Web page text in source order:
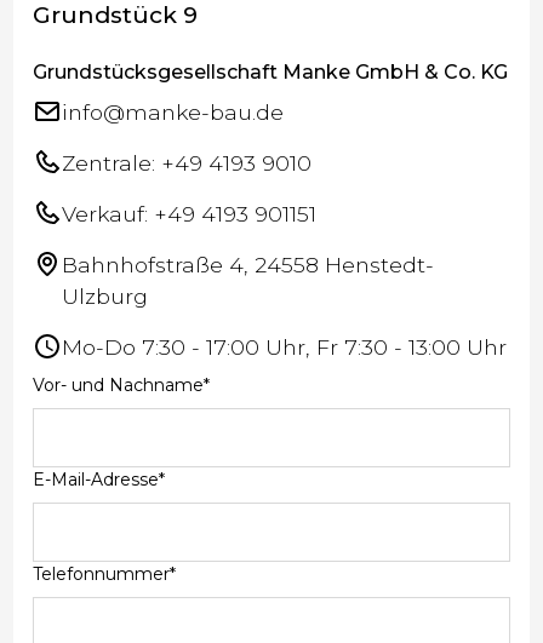
Grundstück 9
Grundstücksgesellschaft Manke GmbH & Co. KG
info@manke-bau.de
Zentrale: +49 4193 9010
Verkauf: +49 4193 901151
Bahnhofstraße 4, 24558 Henstedt-
Ulzburg
Mo-Do 7:30 - 17:00 Uhr, Fr 7:30 - 13:00 Uhr
Vor- und Nachname*
E-Mail-Adresse*
Telefonnummer*